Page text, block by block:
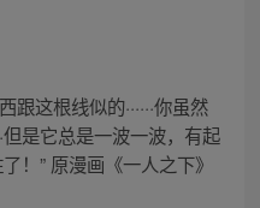
这根线似的······你虽然
但是它总是一波一波，有起
了！” 原漫画《一人之下》